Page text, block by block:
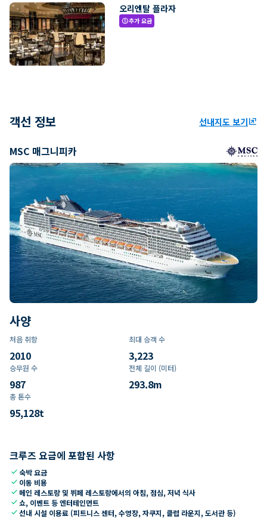
오리엔탈 플라자
paid추가 요금
객선 정보 선내지도 보기ungroup
MSC 매그니피카
사양
처음 취항
2010
최대 승객 수
3,223
승무원 수
987
전체 길이 (미터)
293.8m
총 톤수
95,128t
크루즈 요금에 포함된 사항
check숙박 요금
check 이동 비용
check 메인 레스토랑 및 뷔페 레스토랑에서의 아침, 점심, 저녁 식사
check쇼, 이벤트 등 엔터테인먼트
check선내 시설 이용료 (피트니스 센터, 수영장, 자쿠지, 클럽 라운지, 도서관 등)